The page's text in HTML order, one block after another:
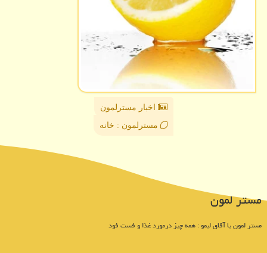
اخبار مسترلمون
مسترلمون : خانه
مستر لمون
مستر لمون یا آقای لیمو : همه چیز درمورد غذا و فست فود